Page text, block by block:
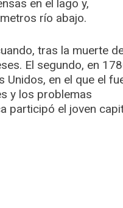
en el lago y,
río abajo.
tras la muerte
El segundo, en
Unidos, en el que el
y los problemas
participó el joven